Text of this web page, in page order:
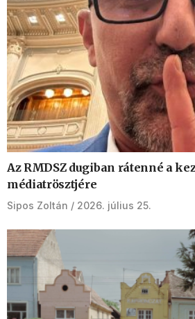
Az RMDSZ dugiban rátenné a
médiatrösztjére
Sipos Zoltán 2026. július 25.